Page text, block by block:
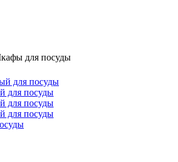
для посуды
для посуды
для посуды
для посуды
для посуды